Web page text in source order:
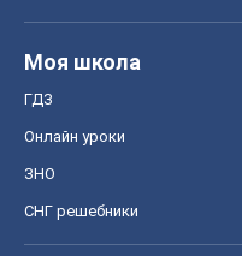
Моя школа
ГДЗ
Онлайн уроки
ЗНО
СНГ решебники